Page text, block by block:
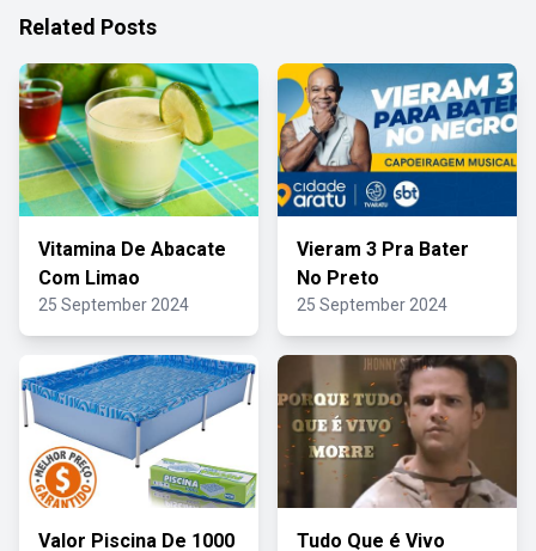
Related Posts
Vitamina De Abacate
Com Limao
25 September 2024
Vieram 3 Pra Bater
No Preto
25 September 2024
Valor Piscina De 1000 Tudo Que é Vivo